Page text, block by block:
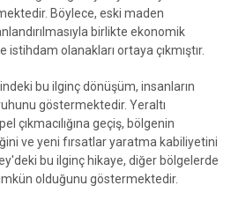
Böylece, eski maden
birlikte ekonomik
olanakları ortaya çıkmıştır.
bu ilginç dönüşüm, insanların
göstermektedir. Yeraltı
çıkmacılığına geçiş, bölgenin
ve yeni fırsatlar yaratma kabiliyetini
bu ilginç hikaye, diğer bölgelerde
olduğunu göstermektedir.